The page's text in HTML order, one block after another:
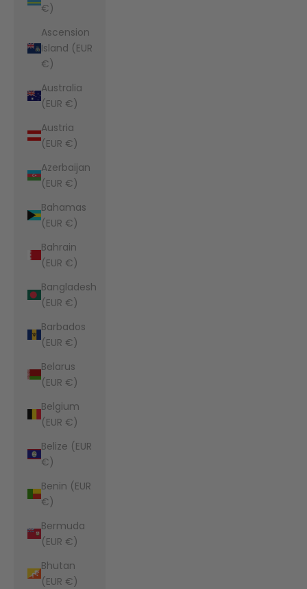
€)
Ascension
Island (EUR
€)
Australia
(EUR €)
Austria
(EUR €)
Azerbaijan
(EUR €)
Bahamas
(EUR €)
Bahrain
(EUR €)
Bangladesh
(EUR €)
Barbados
(EUR €)
Belarus
(EUR €)
Belgium
(EUR €)
Belize (EUR
€)
Benin (EUR
€)
Bermuda
(EUR €)
Bhutan
(EUR €)